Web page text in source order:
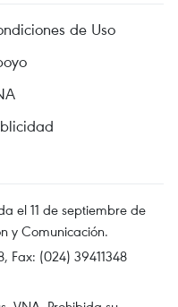
de Uso
el 11 de septiembre de
y Comunicación.
Fax: (024) 39411348